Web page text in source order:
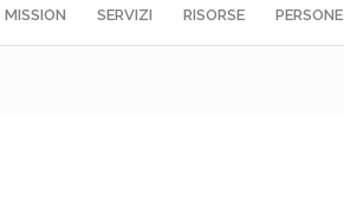
MISSION SERVIZI RISORSE PERSONE